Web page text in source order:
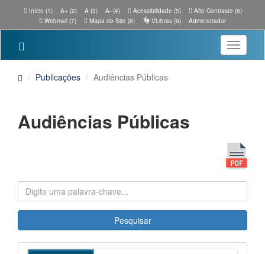
Início (1) A+ (2) A (3) A- (4) Acessibilidade (5)
Alto Contraste (6)
Webmail (7)
Mapa do Site (8) VLibras (9) Administrador
Toggle
Publicações Audiências Públicas
Audiências Públicas
Pesquisar